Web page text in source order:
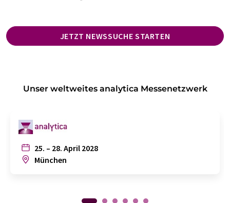
JETZT NEWSSUCHE STARTEN
Unser weltweites analytica Messenetzwerk
25. – 28. April 2028
München